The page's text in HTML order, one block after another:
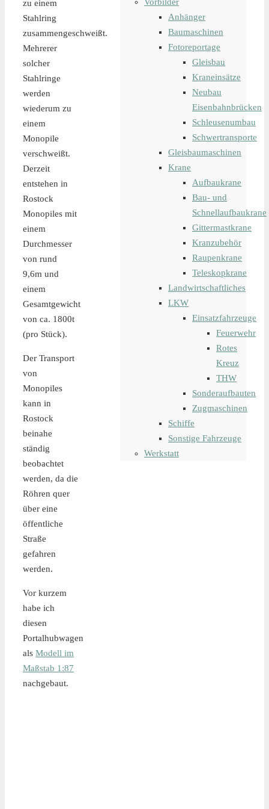
zu einem
Stahlring
zusammengeschweißt.
Mehrerer
solcher
Stahlringe
werden
wiederum zu
einem
Monopile
verschweißt.
Derzeit
entstehen in
Rostock
Monopiles mit
einem
Durchmesser
von rund
9,6m und
einem
Gesamtgewicht
von ca. 1800t
(pro Stück).
Der Transport
von
Monopiles
kann in
Rostock
beinahe
ständig
beobachtet
werden, da die
Röhren quer
über eine
öffentliche
Straße
gefahren
werden.
Vor kurzem
habe ich
diesen
Portalhubwagen
als Modell im
Maßstab 1:87
nachgebaut.
Anhänger
Baumaschinen
Fotoreportage
Gleisbau
Kraneinsätze
Neubau
Eisenbahnbrücken
Schleusenumbau
Schwertransporte
Gleisbaumaschinen
Krane
Aufbaukrane
Bau- und
Schnellaufbaukrane
Gittermastkrane
Kranzubehör
Raupenkrane
Teleskopkrane
Landwirtschaftliches
LKW
Einsatzfahrzeuge
Feuerwehr
Rotes
Kreuz
THW
Sonderaufbauten
Zugmaschinen
Schiffe
Sonstige Fahrzeuge
Werkstatt